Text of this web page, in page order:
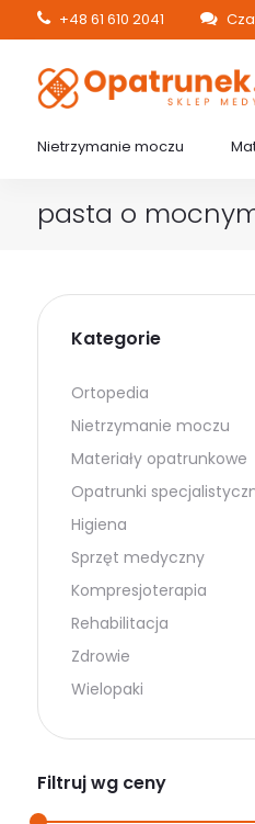
+48 61 610 2041
Nietrzymanie moczu
pasta o
Kategorie
Ortopedia
Nietrzymanie moczu
Materiały opatrunkowe
Opatrunki
Higiena
Sprzęt medyczny
Kompresjoterapia
Rehabilitacja
Zdrowie
Wielopaki
Filtruj wg ceny